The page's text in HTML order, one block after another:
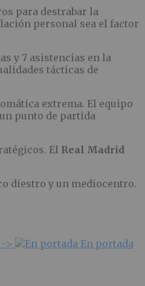
para destrabar la
personal sea el factor
y 7 asistencias en la
tácticas de
extrema. El equipo
punto de partida
El Real Madrid
diestro y un mediocentro.
>
En portada